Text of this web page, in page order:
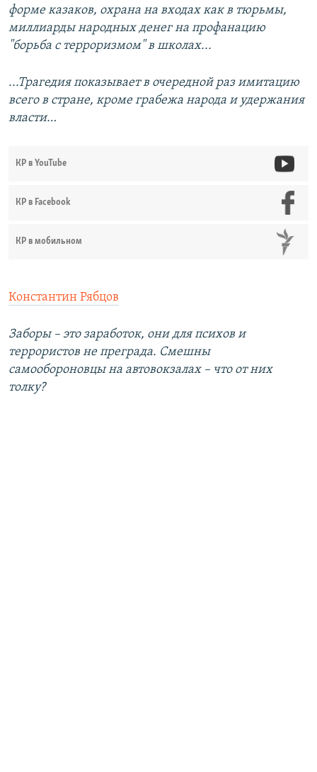
форме казаков, охрана на входах как в тюрьмы,
миллиарды народных денег на профанацию
"борьба с терроризмом" в школах...
...Трагедия показывает в очередной раз имитацию
всего в стране, кроме грабежа народа и удержания
власти…
КР в YouTube
КР в Facebook
КР в мобильном
Константин Рябцов
Заборы – это заработок, они для психов и
террористов не преграда. Смешны
самообороновцы на автовокзалах – что от них
толку?